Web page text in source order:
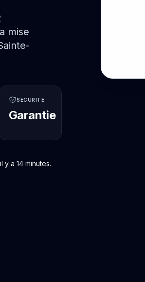
mise
SÉCURITÉ
Garantie
a 14 minutes.